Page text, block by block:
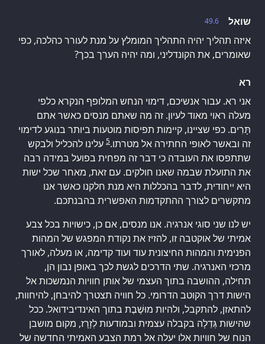
49.6
שואל
איזה תהליך יהיה התהליך המומלץ על מנת לעורר כהלכה, כפי
שאומרים, את הקונדליני, ומה יהיה הערך בכך?
רא
אני רא. עבור אנשיכם, דימוי הנחש המלופף הנקרא כלפי
מעלה ראוי מאוד לעיון. זה מה שאתם מנסים כאשר אתם
תָּרִים. כפי שציינו, קיימות תפיסות מוטעות ביותר בנוגע לדימוי
זה ובאשר לאופי החתירה אל מטרתו.5 עלינו להכליל ולבקש
שתתפסו את העובדה כי דבר זה מפחית בפועל במידה רבה
את התועלת שבמה שאנו חולקים. עם זאת, מאחר שכל ישות
היא ייחודית, לדבר בהכללות היא מנת חלקנו כאשר אנו
מתקשרים לצורך ההתקדמות האפשרית בהבנתכם.
יש לנו שני סוגי אנרגיה. אנו מנסים, אם כן, כישויות בכל צבע
אמיתי של אוקטבה זו, להזיז את נקודת המפגש של המהות
הפנימית והמהות החיצונית עוד ועוד קדימה, או מעלה, לאורך
מרכזי האנרגיה. שתי הדרכים לגשת לכך באופן נבון הן,
תחילה, ההושבה בתוך העצמי של אותן חוויות הנמשכות אל
הישות דרך הקוטב הדרומי. כל חוויה תצטרך להיבחן, להיחוות,
להתאזן, להתקבל, ולהיות מוּשֶׁבֶת בתוך האינדיבידואל. ככל
שהישות גְּדֵלָה בקבלה עצמית ובמודעות לְזָרָז, מקום מושבן
הנוח של חוויות אלו יעלה אל רמת הצבע האמיתי החדשה של